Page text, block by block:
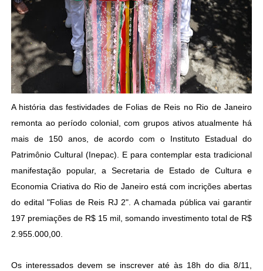
A história das festividades de Folias de Reis no Rio de Janeiro
remonta ao período colonial, com grupos ativos atualmente há
mais de 150 anos, de acordo com o Instituto Estadual do
Patrimônio Cultural (Inepac). E para contemplar esta tradicional
manifestação popular, a Secretaria de Estado de Cultura e
Economia Criativa do Rio de Janeiro está com incrições abertas
do edital "Folias de Reis RJ 2". A chamada pública vai garantir
197 premiações de R$ 15 mil, somando investimento total de R$
2.955.000,00.
Os interessados devem se inscrever até às 18h do dia 8/11,